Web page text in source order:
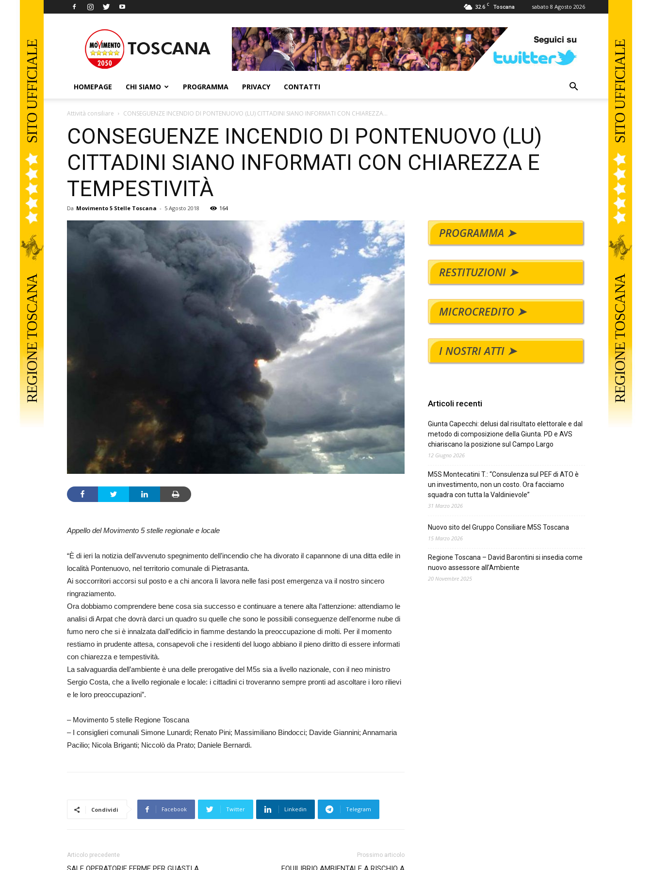
32.6 C Toscana sabato 8 Agosto 2026
Movimento
5
Stelle
Toscana
HOMEPAGE CHI SIAMO PROGRAMMA PRIVACY CONTATTI
Attività consiliare CONSEGUENZE INCENDIO DI PONTENUOVO (LU) CITTADINI SIANO INFORMATI CON CHIAREZZA...
CONSEGUENZE INCENDIO DI PONTENUOVO (LU)
CITTADINI SIANO INFORMATI CON CHIAREZZA E
TEMPESTIVITÀ
Da Movimento 5 Stelle Toscana - 5 Agosto 2018 164
Appello del Movimento 5 stelle regionale e locale
“È di ieri la notizia dell’avvenuto spegnimento dell’incendio che ha divorato il capannone di una ditta edile in
località Pontenuovo, nel territorio comunale di Pietrasanta.
Ai soccorritori accorsi sul posto e a chi ancora lì lavora nelle fasi post emergenza va il nostro sincero
ringraziamento.
Ora dobbiamo comprendere bene cosa sia successo e continuare a tenere alta l’attenzione: attendiamo le
analisi di Arpat che dovrà darci un quadro su quelle che sono le possibili conseguenze dell’enorme nube di
fumo nero che si è innalzata dall’edificio in fiamme destando la preoccupazione di molti. Per il momento
restiamo in prudente attesa, consapevoli che i residenti del luogo abbiano il pieno diritto di essere informati
con chiarezza e tempestività.
La salvaguardia dell’ambiente è una delle prerogative del M5s sia a livello nazionale, con il neo ministro
Sergio Costa, che a livello regionale e locale: i cittadini ci troveranno sempre pronti ad ascoltare i loro rilievi
e le loro preoccupazioni”.
– Movimento 5 stelle Regione Toscana
– I consiglieri comunali Simone Lunardi; Renato Pini; Massimiliano Bindocci; Davide Giannini; Annamaria
Pacilio; Nicola Briganti; Niccolò da Prato; Daniele Bernardi.
Condividi Facebook Twitter Linkedin Telegram
Articolo precedente Prossimo articolo
PROGRAMMA ➤
RESTITUZIONI ➤
MICROCREDITO ➤
I NOSTRI ATTI ➤
Articoli recenti
Giunta Capecchi: delusi dal risultato elettorale e dal
metodo di composizione della Giunta. PD e AVS
chiariscano la posizione sul Campo Largo
12 Giugno 2026
M5S Montecatini T.: “Consulenza sul PEF di ATO è
un investimento, non un costo. Ora facciamo
squadra con tutta la Valdinievole”
31 Marzo 2026
Nuovo sito del Gruppo Consiliare M5S Toscana
15 Marzo 2026
Regione Toscana – David Barontini si insedia come
nuovo assessore all’Ambiente
20 Novembre 2025